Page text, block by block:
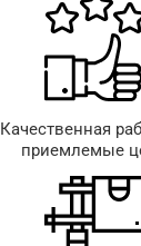
Качественная
приемлемые